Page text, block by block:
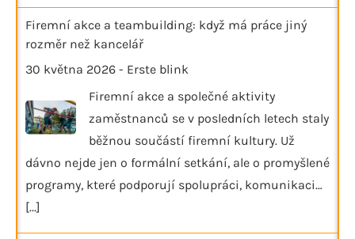
Firemní akce a teambuilding: když má práce jiný
rozměr než kancelář
30 května 2026 - Erste blink
Firemní akce a společné aktivity
zaměstnanců se v posledních letech staly
běžnou součástí firemní kultury. Už
dávno nejde jen o formální setkání, ale o promyšlené
programy, které podporují spolupráci, komunikaci…
[...]